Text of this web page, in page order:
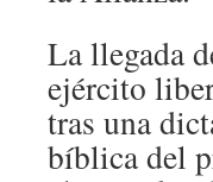
La llegada
ejército
tras una
bíblica del